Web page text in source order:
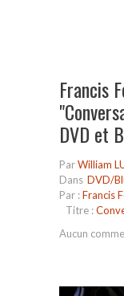
Francis
DVD et
ParWilliam
Dans DVD/
Par :Francis
Titre :
Aucun